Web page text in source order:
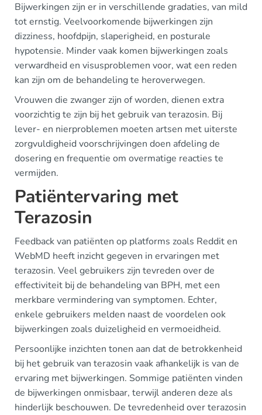
Bijwerkingen zijn er in verschillende gradaties, van mild
tot ernstig. Veelvoorkomende bijwerkingen zijn
dizziness, hoofdpijn, slaperigheid, en posturale
hypotensie. Minder vaak komen bijwerkingen zoals
verwardheid en visusproblemen voor, wat een reden
kan zijn om de behandeling te heroverwegen.
Vrouwen die zwanger zijn of worden, dienen extra
voorzichtig te zijn bij het gebruik van terazosin. Bij
lever- en nierproblemen moeten artsen met uiterste
zorgvuldigheid voorschrijvingen doen afdeling de
dosering en frequentie om overmatige reacties te
vermijden.
Patiëntervaring met
Terazosin
Feedback van patiënten op platforms zoals Reddit en
WebMD heeft inzicht gegeven in ervaringen met
terazosin. Veel gebruikers zijn tevreden over de
effectiviteit bij de behandeling van BPH, met een
merkbare vermindering van symptomen. Echter,
enkele gebruikers melden naast de voordelen ook
bijwerkingen zoals duizeligheid en vermoeidheid.
Persoonlijke inzichten tonen aan dat de betrokkenheid
bij het gebruik van terazosin vaak afhankelijk is van de
ervaring met bijwerkingen. Sommige patiënten vinden
de bijwerkingen onmisbaar, terwijl anderen deze als
hinderlijk beschouwen. De tevredenheid over terazosin